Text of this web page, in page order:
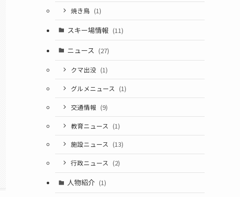
焼き鳥 (1)
スキー場情報 (11)
ニュース (27)
クマ出没 (1)
グルメニュース (1)
交通情報 (9)
教育ニュース (1)
施設ニュース (13)
行政ニュース (2)
人物紹介 (1)